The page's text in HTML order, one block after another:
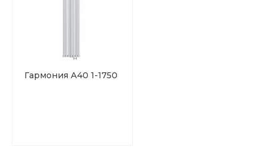
Гармония А40 1-1750